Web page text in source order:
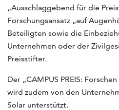
„Ausschlaggebend für die
Forschungsansatz „auf
Beteiligten sowie die
Unternehmen oder der
Preisstifter.
Der „CAMPUS PREIS:
wird zudem von den
Solar unterstützt.